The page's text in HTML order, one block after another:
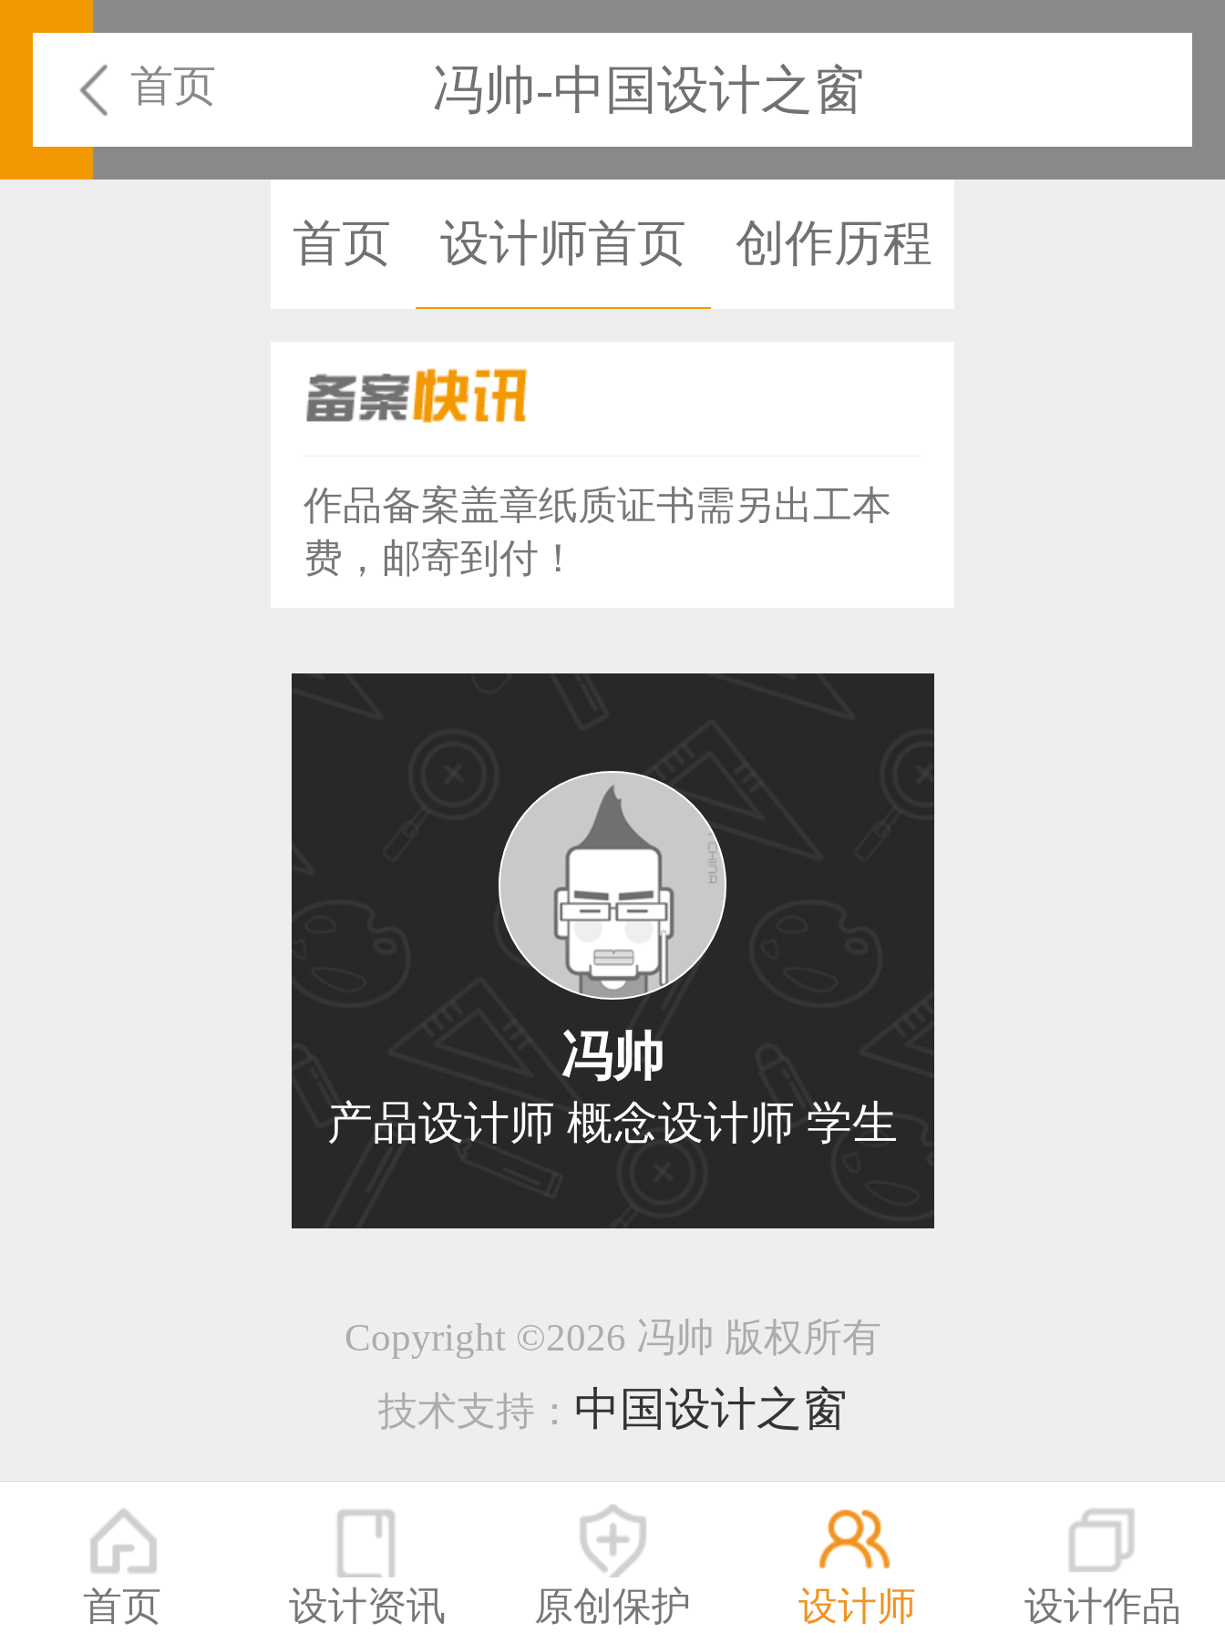
首页 冯帅-中国设计之窗
首页 设计师首页 创作历程
恭喜159****4930用户作品已成功备案！
恭喜150****6483用户作品已成功备案！
恭喜131****2473用户作品已成功备案！
恭喜159****4201用户作品已成功备案！
恭喜133****6466用户作品已成功备案！
恭喜131****1475用户作品已成功备案！
恭喜138****8638用户作品已成功备案！
恭喜133****9020用户作品已成功备案！
更多
作品备案盖章纸质证书需另出工本
费，邮寄到付！
冯帅
产品设计师 概念设计师 学生
Copyright ©2026 冯帅 版权所有
技术支持： 中国设计之窗
首页 设计资讯 原创保护 设计师 设计作品